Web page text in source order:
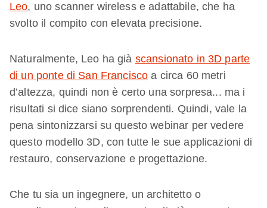
Leo, uno scanner wireless e adattabile, che ha
svolto il compito con elevata precisione.
Naturalmente, Leo ha già scansionato in 3D parte
di un ponte di San Francisco a circa 60 metri
d’altezza, quindi non è certo una sorpresa... ma i
risultati si dice siano sorprendenti. Quindi, vale la
pena sintonizzarsi su questo webinar per vedere
questo modello 3D, con tutte le sue applicazioni di
restauro, conservazione e progettazione.
Che tu sia un ingegnere, un architetto o